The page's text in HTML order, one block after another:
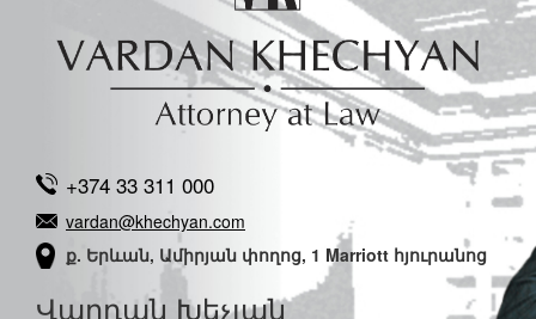
+374 33 311 000
vardan@khechyan.com
ք. Երևան, Ամիրյան փողոց, 1 Marriott հյուրանոց
Վարդան Խեչյան